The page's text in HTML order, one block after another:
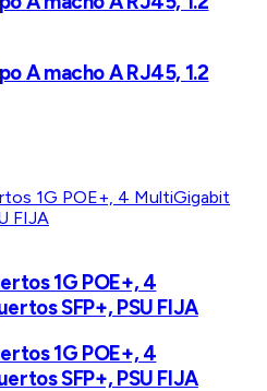
A macho A RJ45, 1.2
1G POE+, 4
SFP+, PSU FIJA
1G POE+, 4
SFP+, PSU FIJA